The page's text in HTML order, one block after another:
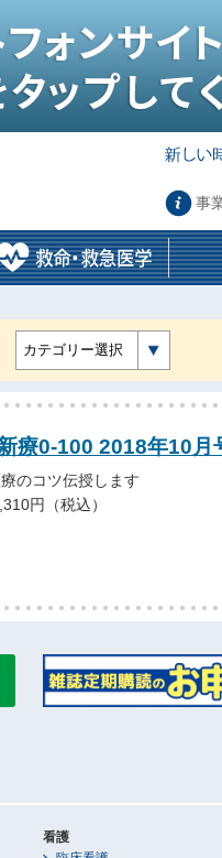
事
カテゴリー選択
療0-100 2018年10月
のコツ伝授します
円（税込）
看護